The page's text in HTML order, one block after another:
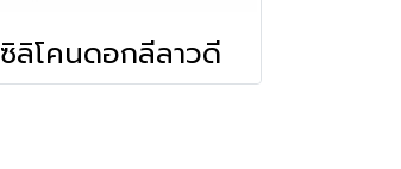
ซิลิโคนดอกลีลาวดี